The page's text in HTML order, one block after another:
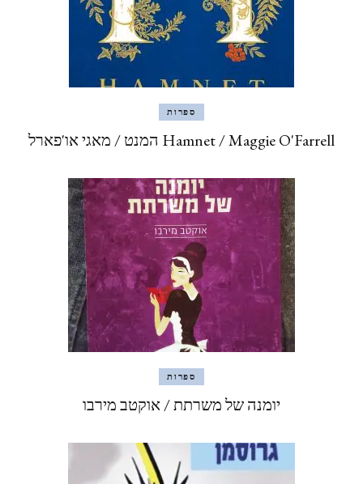
ספרות
Hamnet / Maggie O'Farrell המנט / מאגי או'פארל
ספרות
יומנה של משרתת / אוקטב מירבו